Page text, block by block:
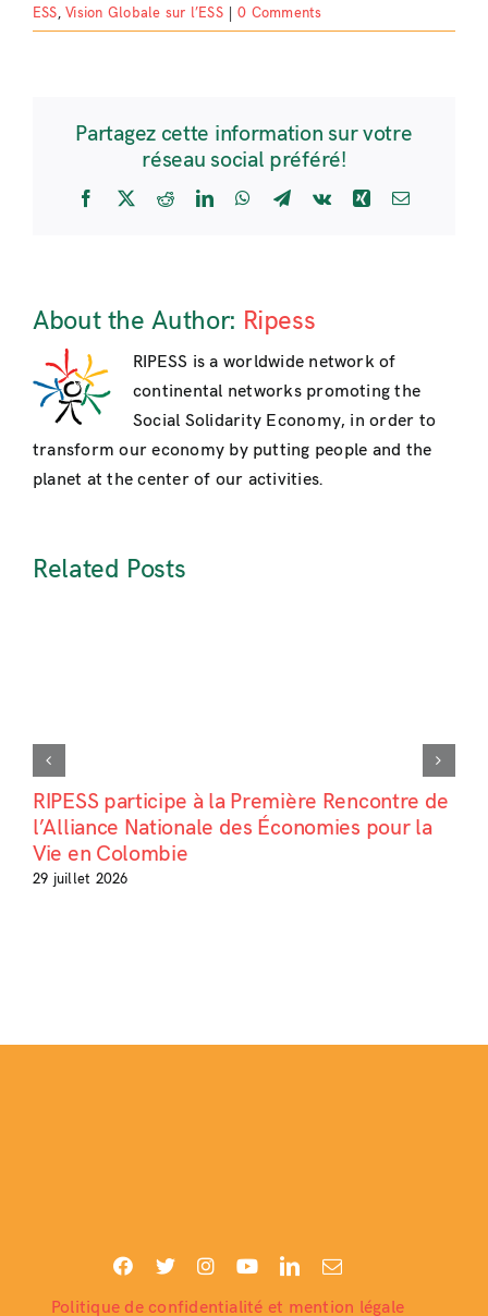
ESS,Vision Globale sur l’ESS 0 Comments
Partagez cette information sur votre
réseau social préféré!
Facebook
X RedditLinkedInWhatsApp
Telegram
Vk Xing Email
About the Author: Ripess
RIPESS is a worldwide network of
continental networks promoting the
Social Solidarity Economy, in order to
transform our economy by putting people and the
planet at the center of our activities.
Related Posts
RIPESS participe à la Première Rencontre de
l’Alliance Nationale des Économies pour la
Vie en Colombie
29 juillet 2026
Politique de confidentialité et mention légale